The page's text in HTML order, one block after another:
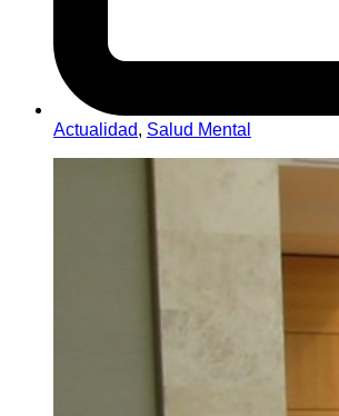
Actualidad, Salud Mental